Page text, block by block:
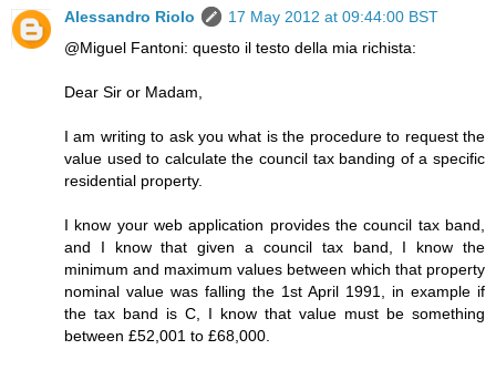
Alessandro Riolo
17 May 2012 at 09:44:00 BST
@Miguel Fantoni: questo il testo della mia richista:
Dear Sir or Madam,
I am writing to ask you what is the procedure to request the
value used to calculate the council tax banding of a specific
residential property.
I know your web application provides the council tax band,
and I know that given a council tax band, I know the
minimum and maximum values between which that property
nominal value was falling the 1st April 1991, in example if
the tax band is C, I know that value must be something
between £52,001 to £68,000.